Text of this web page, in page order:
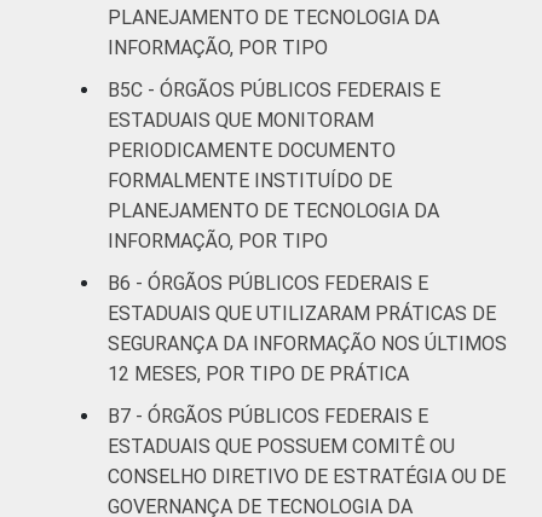
PLANEJAMENTO DE TECNOLOGIA DA
INFORMAÇÃO, POR TIPO
B5C - ÓRGÃOS PÚBLICOS FEDERAIS E
ESTADUAIS QUE MONITORAM
PERIODICAMENTE DOCUMENTO
FORMALMENTE INSTITUÍDO DE
PLANEJAMENTO DE TECNOLOGIA DA
INFORMAÇÃO, POR TIPO
B6 - ÓRGÃOS PÚBLICOS FEDERAIS E
ESTADUAIS QUE UTILIZARAM PRÁTICAS DE
SEGURANÇA DA INFORMAÇÃO NOS ÚLTIMOS
12 MESES, POR TIPO DE PRÁTICA
B7 - ÓRGÃOS PÚBLICOS FEDERAIS E
ESTADUAIS QUE POSSUEM COMITÊ OU
CONSELHO DIRETIVO DE ESTRATÉGIA OU DE
GOVERNANÇA DE TECNOLOGIA DA